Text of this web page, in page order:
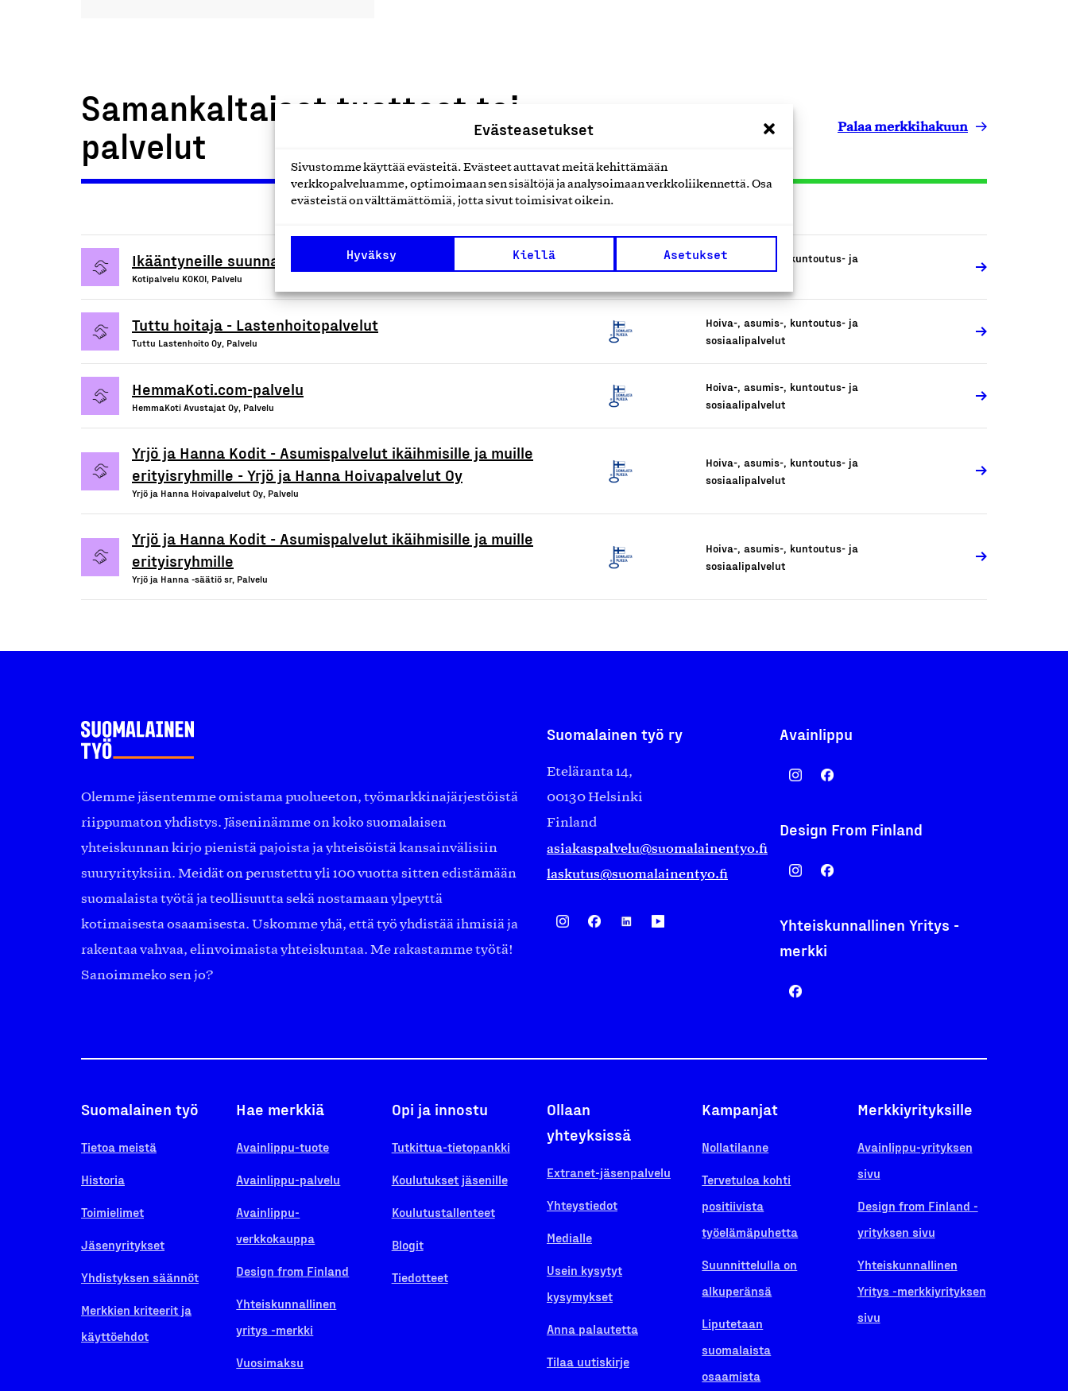
Evästeasetukset
Sivustomme käyttää evästeitä. Evästeet auttavat meitä kehittämään
verkkopalveluamme, optimoimaan sen sisältöjä ja analysoimaan verkkoliikennettä. Osa
evästeistä on välttämättömiä, jotta sivut toimisivat oikein.
Hyväksy Kiellä Asetukset
Samankaltaiset tuotteet tai
palvelut
Palaa merkkihakuun
Ikääntyneille suunnatut kotipalvelut
Kotipalvelu KOKOI, Palvelu
Hoiva-, asumis-, kuntoutus- ja
sosiaalipalvelut
Tuttu hoitaja - Lastenhoitopalvelut
Tuttu Lastenhoito Oy, Palvelu
Hoiva-, asumis-, kuntoutus- ja
sosiaalipalvelut
HemmaKoti.com-palvelu
HemmaKoti Avustajat Oy, Palvelu
Hoiva-, asumis-, kuntoutus- ja
sosiaalipalvelut
Yrjö ja Hanna Kodit - Asumispalvelut ikäihmisille ja muille
erityisryhmille - Yrjö ja Hanna Hoivapalvelut Oy
Yrjö ja Hanna Hoivapalvelut Oy, Palvelu
Hoiva-, asumis-, kuntoutus- ja
sosiaalipalvelut
Yrjö ja Hanna Kodit - Asumispalvelut ikäihmisille ja muille
erityisryhmille
Yrjö ja Hanna -säätiö sr, Palvelu
Hoiva-, asumis-, kuntoutus- ja
sosiaalipalvelut
Olemme jäsentemme omistama puolueeton, työmarkkinajärjestöistä
riippumaton yhdistys. Jäseninämme on koko suomalaisen
yhteiskunnan kirjo pienistä pajoista ja yhteisöistä kansainvälisiin
suuryrityksiin. Meidät on perustettu yli 100 vuotta sitten edistämään
suomalaista työtä ja teollisuutta sekä nostamaan ylpeyttä
kotimaisesta osaamisesta. Uskomme yhä, että työ yhdistää ihmisiä ja
rakentaa vahvaa, elinvoimaista yhteiskuntaa. Me rakastamme työtä!
Sanoimmeko sen jo?
Suomalainen työ ry
Eteläranta 14,
00130 Helsinki
Finland
asiakaspalvelu@suomalainentyo.fi
laskutus@suomalainentyo.fi
Avainlippu
Design From Finland
Yhteiskunnallinen Yritys -
merkki
Suomalainen työ
Tietoa meistä
Historia
Toimielimet
Jäsenyritykset
Yhdistyksen säännöt
Merkkien kriteerit ja
käyttöehdot
Hae merkkiä
Avainlippu-tuote
Avainlippu-palvelu
Avainlippu-
verkkokauppa
Design from Finland
Yhteiskunnallinen
yritys -merkki
Vuosimaksu
Opi ja innostu
Tutkittua-tietopankki
Koulutukset jäsenille
Koulutustallenteet
Blogit
Tiedotteet
Ollaan
yhteyksissä
Extranet-jäsenpalvelu
Yhteystiedot
Medialle
Usein kysytyt
kysymykset
Anna palautetta
Tilaa uutiskirje
Kampanjat
Nollatilanne
Tervetuloa kohti
positiivista
työelämäpuhetta
Suunnittelulla on
alkuperänsä
Liputetaan
suomalaista
osaamista
Merkkiyrityksille
Avainlippu-yrityksen
sivu
Design from Finland -
yrityksen sivu
Yhteiskunnallinen
Yritys -merkkiyrityksen
sivu